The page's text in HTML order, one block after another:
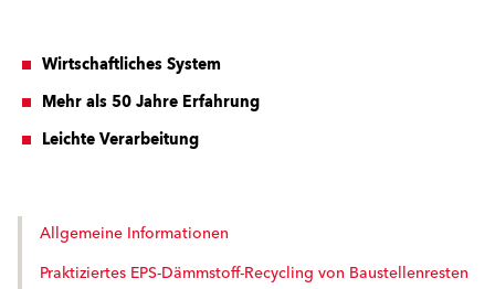
Wirtschaftliches System
Mehr als 50 Jahre Erfahrung
Leichte Verarbeitung
Allgemeine Informationen
Praktiziertes EPS-Dämmstoff-Recycling von Baustellenresten